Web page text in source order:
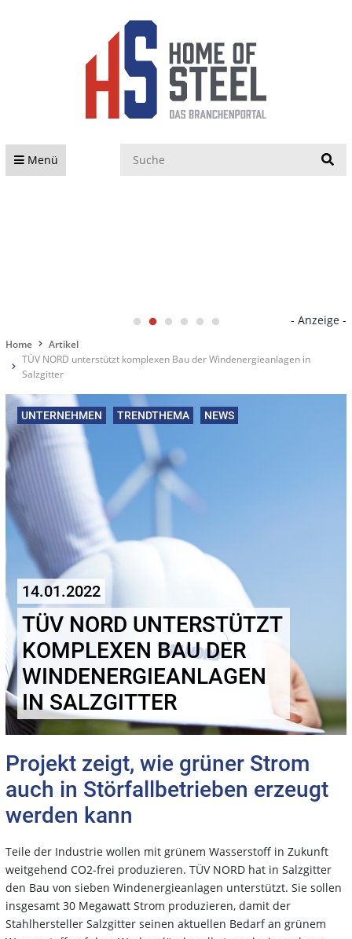
Menü
- Anzeige -
Home
Artikel
TÜV NORD unterstützt komplexen Bau der Windenergieanlagen in
Salzgitter
UNTERNEHMEN TRENDTHEMA NEWS
14.01.2022
TÜV NORD UNTERSTÜTZT
KOMPLEXEN BAU DER
WINDENERGIEANLAGEN
IN SALZGITTER
Projekt zeigt, wie grüner Strom
auch in Störfallbetrieben erzeugt
werden kann
Teile der Industrie wollen mit grünem Wasserstoff in Zukunft
weitgehend CO2-frei produzieren. TÜV NORD hat in Salzgitter
den Bau von sieben Windenergieanlagen unterstützt. Sie sollen
insgesamt 30 Megawatt Strom produzieren, damit der
Stahlhersteller Salzgitter seinen aktuellen Bedarf an grünem